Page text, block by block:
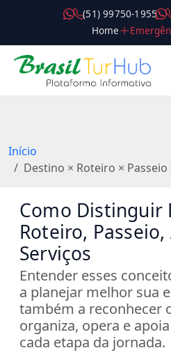
( 5 1 ) 9 9 7 5 0 - 1 9 5 5
Home
Início
Destino × Roteiro ×
Como Distinguir
Roteiro,
Serviços
Entender esses
a planejar melhor sua
também a reconhecer
organiza, opera e
cada etapa da jornada.